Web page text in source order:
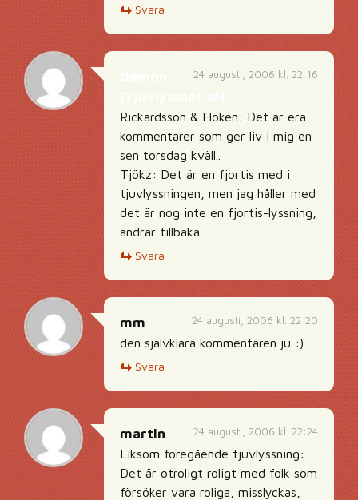
Svara
24 augusti, 2006 kl. 22:16
Rickardsson & Floken: Det är era
kommentarer som ger liv i mig en
sen torsdag kväll..
Tjökz: Det är en fjortis med i
tjuvlyssningen, men jag håller med
det är nog inte en fjortis-lyssning,
ändrar tillbaka.
Svara
24 augusti, 2006 kl. 22:20
mm
den självklara kommentaren ju :)
Svara
24 augusti, 2006 kl. 22:24
martin
Liksom föregående tjuvlyssning:
Det är otroligt roligt med folk som
försöker vara roliga, misslyckas,